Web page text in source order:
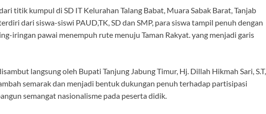
titik kumpul di SD IT Kelurahan Talang Babat, Muara Sabak Barat, Tanjab
dari siswa-siswi PAUD,TK, SD dan SMP, para siswa tampil penuh dengan
iringan pawai menempuh rute menuju Taman Rakyat. yang menjadi garis
langsung oleh Bupati Tanjung Jabung Timur, Hj. Dillah Hikmah Sari, S.T,
semarak dan menjadi bentuk dukungan penuh terhadap partisipasi
semangat nasionalisme pada peserta didik.